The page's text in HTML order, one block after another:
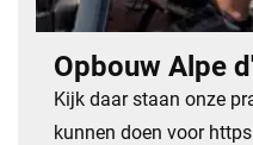
Opbouw Alpe
​Kijk daar staan onze
kunnen doen voor